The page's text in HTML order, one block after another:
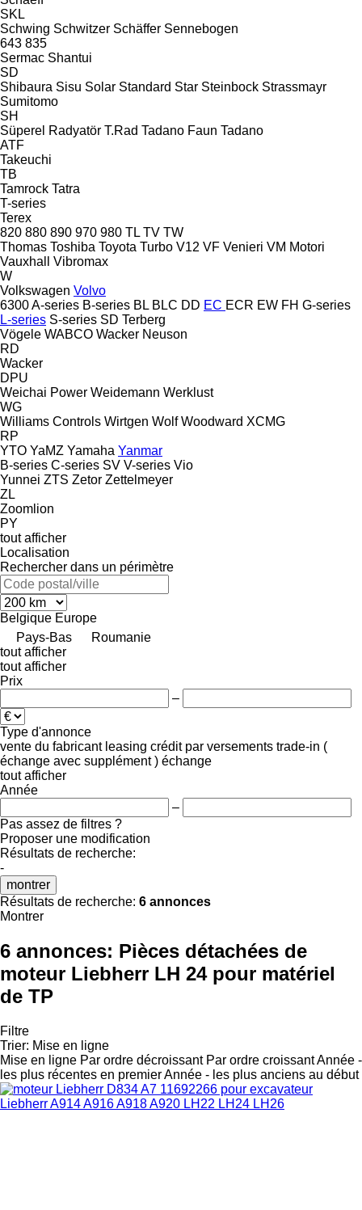
SKL
Schwing Schwitzer Schäffer Sennebogen
643 835
Sermac Shantui
SD
Shibaura Sisu Solar Standard Star Steinbock Strassmayr
Sumitomo
SH
Süperel Radyatör T.Rad Tadano Faun Tadano
ATF
Takeuchi
TB
Tamrock Tatra
T-series
Terex
820 880 890 970 980 TL TV TW
Thomas Toshiba Toyota Turbo V12 VF Venieri VM Motori
Vauxhall
Vibromax
W
Volkswagen Volvo
6300A-series B-series BL BLC DD EC ECR EW FH G-series
L-series S-series SD Terberg
Vögele WABCO Wacker Neuson
RD
Wacker
DPU
Weichai Power Weidemann Werklust
WG
Williams Controls Wirtgen Wolf Woodward XCMG
RP
YTO YaMZ Yamaha Yanmar
B-series C-series SV V-series Vio
Yunnei ZTS Zetor Zettelmeyer
ZL
Zoomlion
PY
tout afficher
Localisation
Rechercher dans un périmètre
Belgique Europe
Pays-Bas
Roumanie
tout afficher
tout afficher
Prix
–
Type d'annonce
vente du fabricant leasing crédit par versements trade-in (
échange avec supplément ) échange
tout afficher
Année
–
Pas assez de filtres ?
Proposer une modification
Résultats de recherche:
-
montrer
Résultats de recherche: 6 annonces
Montrer
6 annonces: Pièces détachées de
moteur Liebherr LH 24 pour matériel
de TP
Filtre
Trier: Mise en ligne
Mise en ligne Par ordre décroissant Par ordre croissantAnnée -
les plus récentes en premierAnnée - les plus anciens au début